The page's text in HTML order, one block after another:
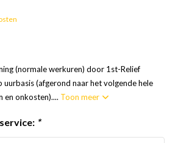
(normale werkuren) door 1st-Relief
uurbasis (afgerond naar het volgende hele
en onkosten).... Toon meer
*